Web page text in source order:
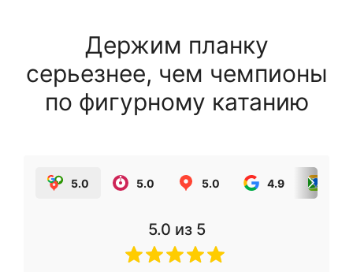
Держим планку
серьезнее, чем чемпионы
по фигурному катанию
5.0 5.0 5.0 4.9
5.0 из 5